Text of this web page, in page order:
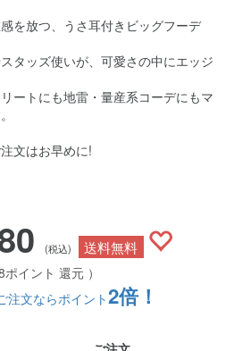
を放つ、うさ耳付きビッグフーデ
タッズ使いが、可愛さの中にエッジ
ートにも地雷・量産系コーデにもマ
文はお早めに!
(税込) 送料無料
ポイント 還元 ）
注文ならポイント2倍！